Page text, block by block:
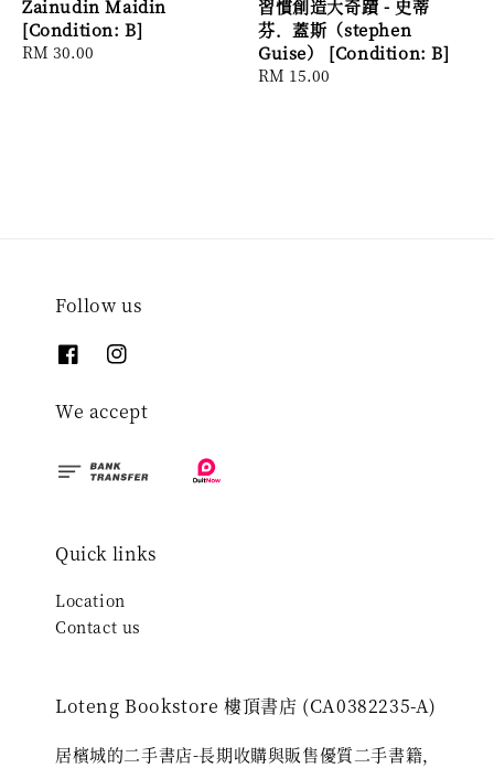
Zainudin Maidin
[Condition: B]
Regular
RM 30.00
習慣創造大奇蹟 - 史蒂
芬．蓋斯（stephen
Guise） [Condition: B]
Regular
RM 15.00
Follow us
We accept
Quick links
Location
Contact us
Loteng Bookstore 樓頂書店 (CA0382235-A)
居檳城的二手書店-長期收購與販售優質二手書籍，